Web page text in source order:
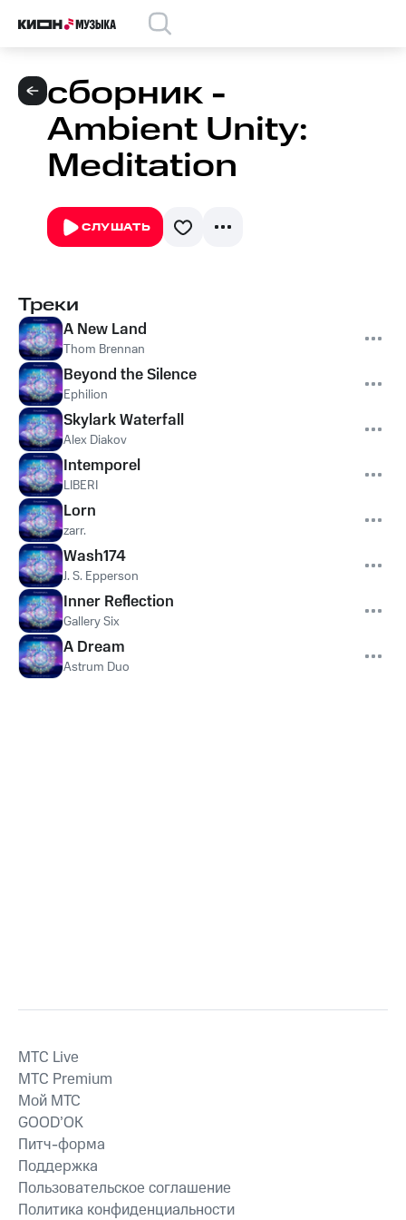
сборник -
Ambient Unity:
Meditation
СЛУШАТЬ
Треки
A New Land
Thom Brennan
Beyond the Silence
Ephilion
Skylark Waterfall
Alex Diakov
Intemporel
LIBERI
Lorn
zarr.
Wash174
J. S. Epperson
Inner Reflection
Gallery Six
A Dream
Astrum Duo
MTС Live
MTС Premium
Мой МТС
GOOD’OK
Питч-форма
Поддержка
Пользовательское соглашение
Политика конфиденциальности